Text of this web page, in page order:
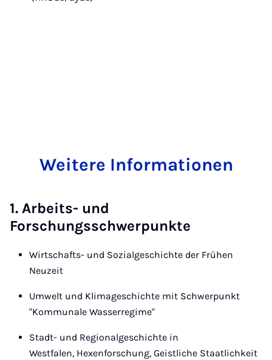
Weitere Informationen
1. Arbeits- und
Forschungsschwerpunkte
Wirtschafts- und Sozialgeschichte der Frühen
Neuzeit
Umwelt und Klimageschichte mit Schwerpunkt
"Kommunale Wasserregime"
Stadt- und Regionalgeschichte in
Westfalen, Hexenforschung, Geistliche Staatlichkeit